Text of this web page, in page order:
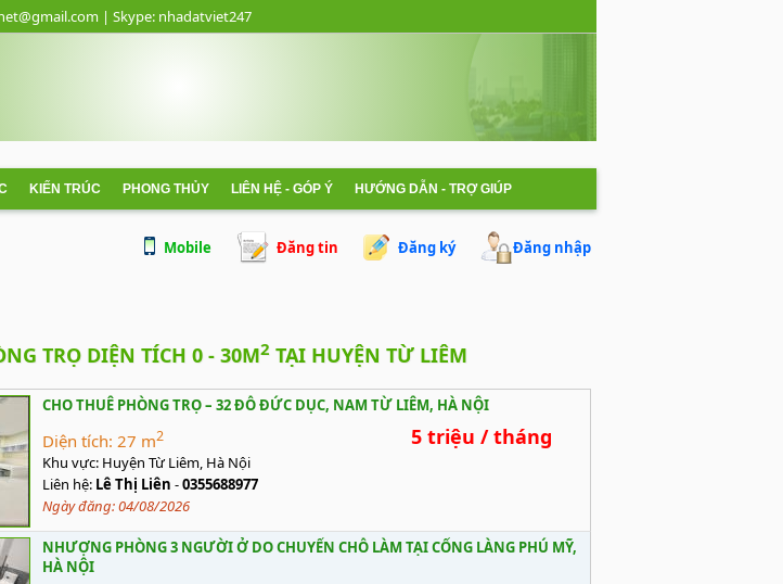
| Skype: nhadatviet247
KIẾN TRÚC PHONG THỦY LIÊN HỆ - GÓP Ý HƯỚNG DẪN - TRỢ GIÚP
Mobile Đăng tin Đăng ký Đăng nhập
TRỌ DIỆN TÍCH 0 - 30M2 TẠI HUYỆN TỪ LIÊM
CHO THUÊ PHÒNG TRỌ – 32 ĐỖ ĐỨC DỤC, NAM TỪ LIÊM, HÀ NỘI
Diện tích: 27 m2 5 triệu / tháng
Khu vực: Huyện Từ Liêm, Hà Nội
Liên hệ: Lê Thị Liên -0355688977
Ngày đăng:04/08/2026
NHƯỢNG PHÒNG 3 NGƯỜI Ở DO CHUYỂN CHỖ LÀM TẠI CỔNG LÀNG PHÚ MỸ,
HÀ NỘI